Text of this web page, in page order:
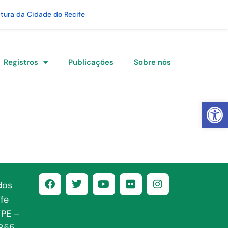
Abrir
da Cidade do Recife
Registros Publicações Sobre nós
–